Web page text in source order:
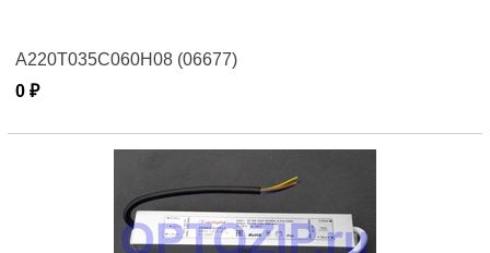
А220Т035С060Н08 (06677)
0 ₽